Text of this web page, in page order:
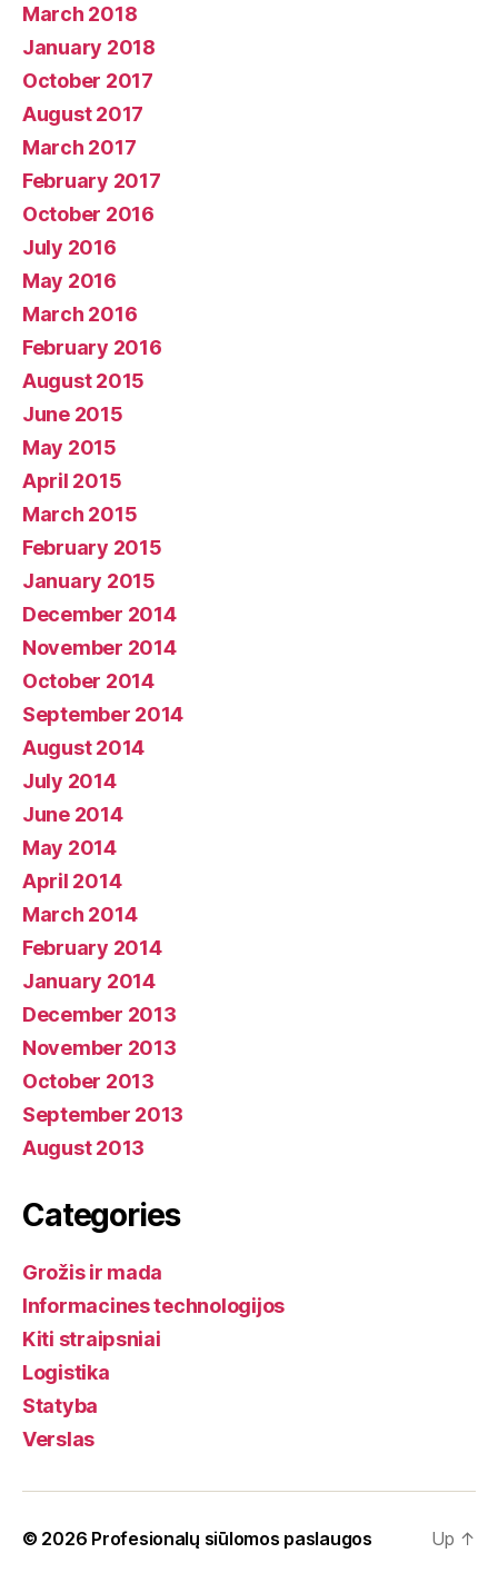
March 2018
January 2018
October 2017
August 2017
March 2017
February 2017
October 2016
July 2016
May 2016
March 2016
February 2016
August 2015
June 2015
May 2015
April 2015
March 2015
February 2015
January 2015
December 2014
November 2014
October 2014
September 2014
August 2014
July 2014
June 2014
May 2014
April 2014
March 2014
February 2014
January 2014
December 2013
November 2013
October 2013
September 2013
August 2013
Categories
Grožis ir mada
Informacines technologijos
Kiti straipsniai
Logistika
Statyba
Verslas
© 2026 Profesionalų siūlomos paslaugos Up ↑